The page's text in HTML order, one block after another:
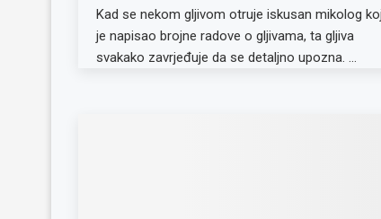
Kad se nekom gljivom otruje iskusan mikolog
je napisao brojne radove o gljivama, ta gljiva
svakako zavrjeđuje da se detaljno upozna. …